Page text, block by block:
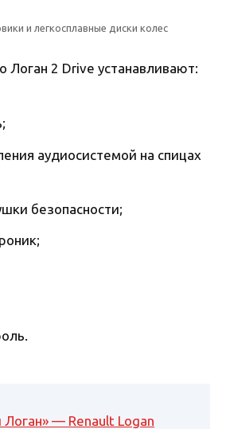
и легкосплавные диски колес
Логан 2 Drive устанавливают:
аудиосистемой на спицах
безопасности;
— Renault Logan